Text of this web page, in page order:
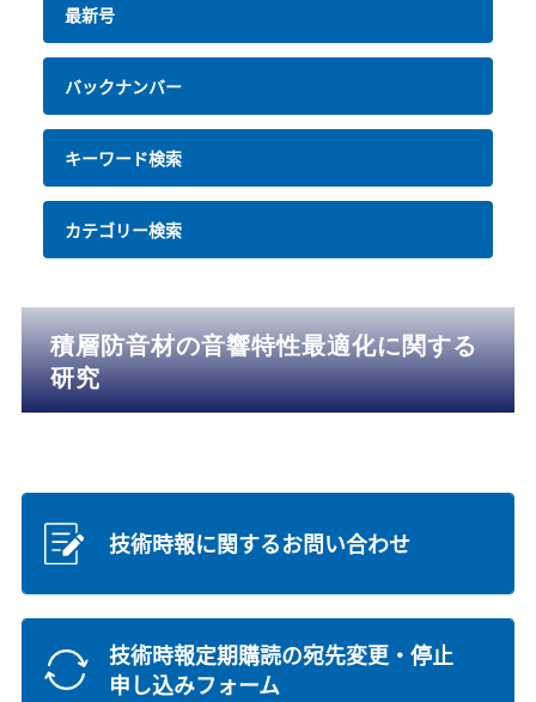
最新号
バックナンバー
キーワード検索
カテゴリー検索
積層防音材の音響特性最適化に関する
研究
技術時報に関するお問い合わせ
技術時報定期購読の宛先変更・停止
申し込みフォーム